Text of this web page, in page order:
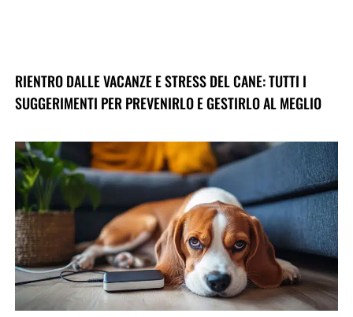
RIENTRO DALLE VACANZE E STRESS DEL CANE: TUTTI I
SUGGERIMENTI PER PREVENIRLO E GESTIRLO AL MEGLIO